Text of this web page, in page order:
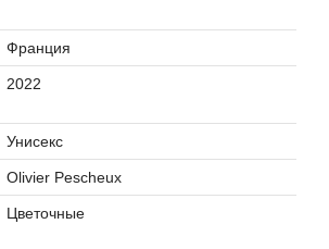
Франция
2022
Унисекс
Olivier Pescheux
Цветочные